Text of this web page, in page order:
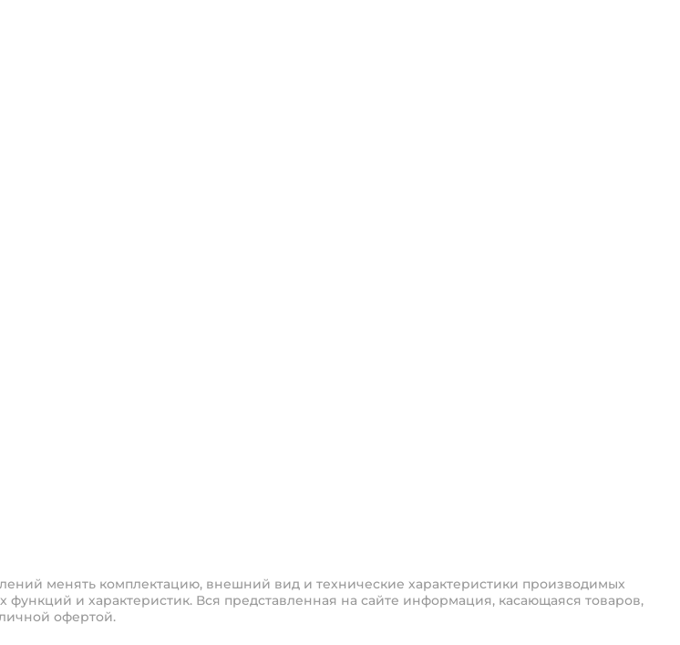
менять комплектацию, внешний вид и технические характеристики производимых
и характеристик. Вся представленная на сайте информация, касающаяся товаров,
офертой.